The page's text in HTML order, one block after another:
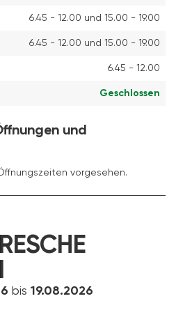
6.45 - 12.00 und 15.00 - 19.00
6.45 - 12.00 und 15.00 - 19.00
6.45 - 12.00
Geschlossen
und
vorgesehen.
bis 19.08.2026